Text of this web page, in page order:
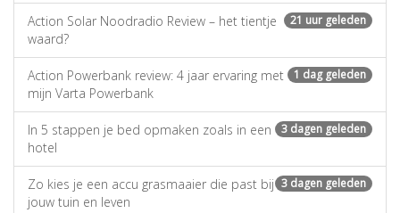
21 uur geleden
Action Solar Noodradio Review – het tientje
waard?
1 dag geleden
Action Powerbank review: 4 jaar ervaring met
mijn Varta Powerbank
3 dagen geleden
In 5 stappen je bed opmaken zoals in een
hotel
3 dagen geleden
Zo kies je een accu grasmaaier die past bij
jouw tuin en leven